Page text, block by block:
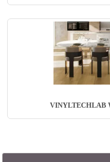
VINYLTECHLAB